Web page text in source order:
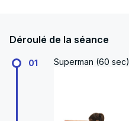
Déroulé de la séance
01 Superman (60 sec)